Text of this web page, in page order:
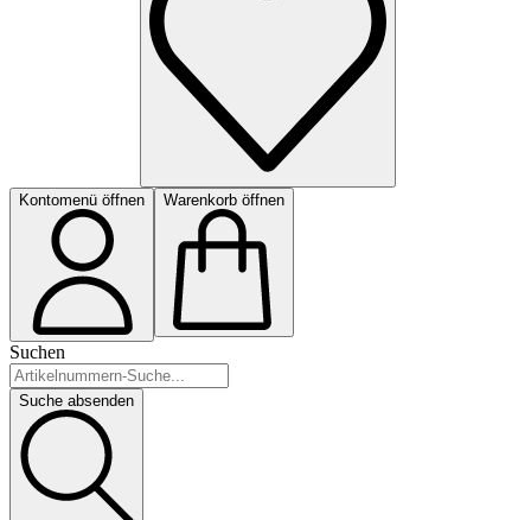
Kontomenü öffnen Warenkorb öffnen
Suchen
Suche absenden